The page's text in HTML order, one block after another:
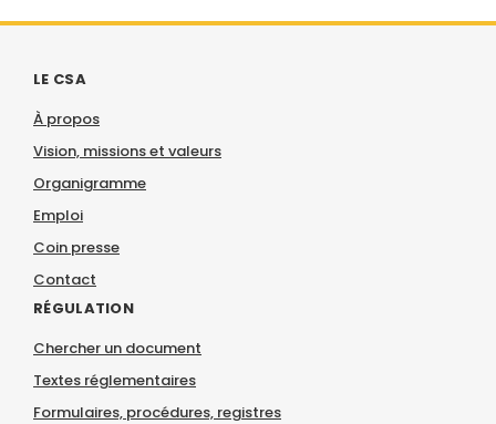
LE CSA
À propos
Vision, missions et valeurs
Organigramme
Emploi
Coin presse
Contact
RÉGULATION
Chercher un document
Textes réglementaires
Formulaires, procédures, registres